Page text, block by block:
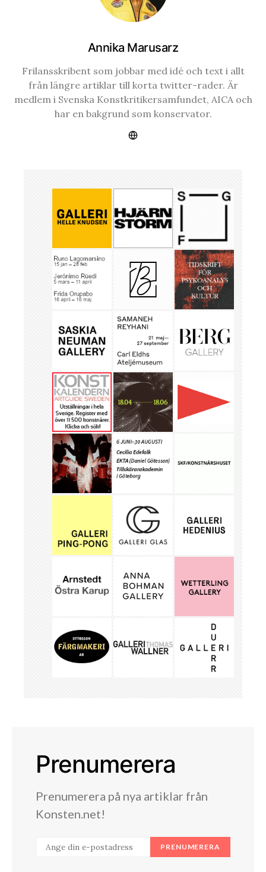
Annika Marusarz
Frilansskribent som jobbar med idé och text i allt
från längre artiklar till korta twitter-rader. Är
medlem i Svenska Konstkritikersamfundet, AICA och
har en bakgrund som konservator.
Prenumerera
Prenumerera på nya artiklar från
Konsten.net!
PRENUMERERA